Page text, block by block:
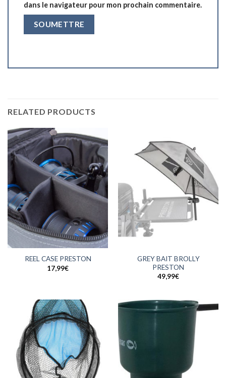
dans le navigateur pour mon prochain commentaire.
RELATED PRODUCTS
REEL CASE PRESTON
17,99€
GREY BAIT BROLLY
PRESTON
49,99€